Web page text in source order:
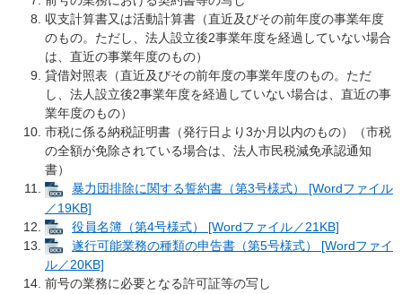
収支計算書又は活動計算書（直近及びその前年度の事業年度
のもの。ただし、法人設立後2事業年度を経過していない場合
は、直近の事業年度のもの）
貸借対照表（直近及びその前年度の事業年度のもの。ただ
し、法人設立後2事業年度を経過していない場合は、直近の事
業年度のもの）
市税に係る納税証明書（発行日より3か月以内のもの）（市税
の全額が免除されている場合は、法人市民税減免承認通知
書）
暴力団排除に関する誓約書（第3号様式） [Wordファイル
／19KB]
役員名簿（第4号様式） [Wordファイル／21KB]
遂行可能業務の種類の申告書（第5号様式） [Wordファイ
ル／20KB]
前号の業務に必要となる許可証等の写し